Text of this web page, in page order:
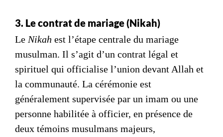
3. Le contrat de mariage (Nikah)
Le Nikah est l’étape centrale du mariage
musulman. Il s’agit d’un contrat légal et
spirituel qui officialise l’union devant Allah et
la communauté. La cérémonie est
généralement supervisée par un imam ou une
personne habilitée à officier, en présence de
deux témoins musulmans majeurs,